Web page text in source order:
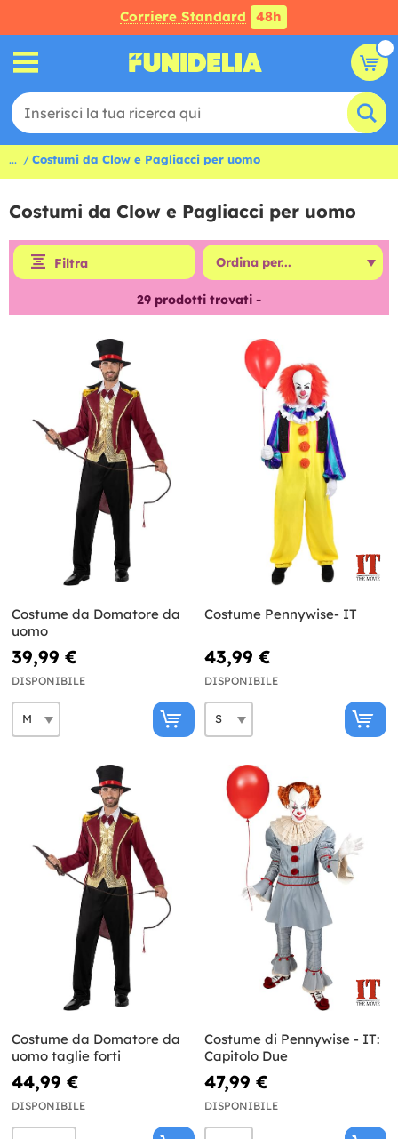
Corriere Standard 48h
... Costumi da Clow e Pagliacci per uomo
Costumi da Clow e Pagliacci per uomo
Filtra
29 prodotti trovati -
Costume da Domatore da
uomo
39,99 €
DISPONIBILE
Costume Pennywise- IT
43,99 €
DISPONIBILE
Costume da Domatore da
uomo taglie forti
44,99 €
DISPONIBILE
Costume di Pennywise - IT:
Capitolo Due
47,99 €
DISPONIBILE